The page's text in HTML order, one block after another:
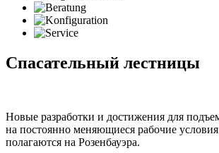
Cпасательный лестницы
Новые разработки и достижения для
на постоянно меняющиеся рабочие
полагаются на Розенбауэра.